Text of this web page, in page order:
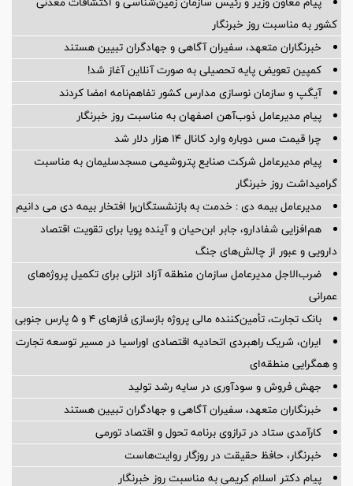
کشور به مناسبت روز خبرنگار
خبرنگاران متعهد، سفیران آگاهی و جهادگران تبیین هستند
کمپین تعویض پایه تحصیلی به صورت آنلاین آغاز شد!
آیگپ و سازمان نوسازی مدارس کشور تفاهم‌نامه امضا کردند
پیام مدیرعامل ذوب‌آهن اصفهان به مناسبت روز خبرنگار
چرا قیمت مس دوباره وارد کانال ۱۴ هزار دلار شد
پیام مدیرعامل شركت صنایع پتروشیمی مسجدسلیمان به مناسبت
گرامیداشت روز خبرنگار
مدیرعامل بیمه دی : خدمت به بازنشستگان‌را افتخار بیمه دی می دانیم
هم‌افزایی شفادارو، جابر ابن‌حیان و آینده پویا برای تقویت اقتصاد
دارویی و عبور از چالش‌های جنگ
ضرب‌الاجل مدیرعامل سازمان منطقه آزاد انزلی برای تكمیل پروژه‌های
عمرانی
بانک تجارت، تأمین‌کننده مالی پروژه بازسازی فازهای ۴ و ۵ پارس جنوبی
ایران، شریک راهبردی اتحادیه اقتصادی اوراسیا در مسیر توسعه تجارت
و همگرایی منطقه‌ای
جهش فروش و سودآوری در سایه رشد تولید
خبرنگاران متعهد، سفیران آگاهی و جهادگران تبیین هستند
کارآمدی ستاد در ترازوی برنامه تحول و اقتصاد تورمی
خبرنگار، حافظ حقیقت در روزگار روایت‌هاست
پیام دکتر اسلام کریمی به مناسبت روز خبرنگار